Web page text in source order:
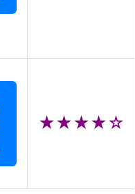
★★★★☆